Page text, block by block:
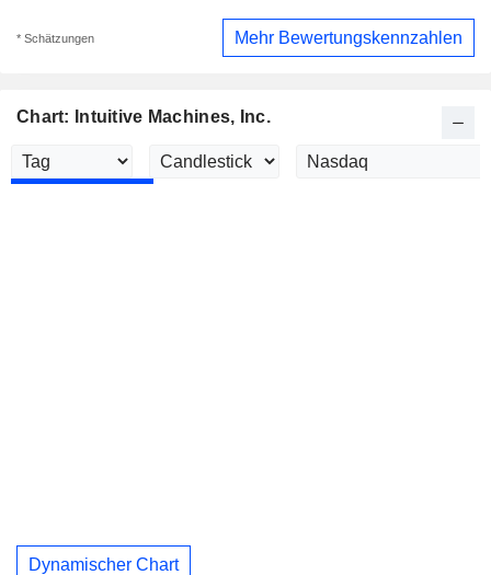
* Schätzungen Mehr Bewertungskennzahlen
Chart: Intuitive Machines, Inc.
Dynamischer Chart